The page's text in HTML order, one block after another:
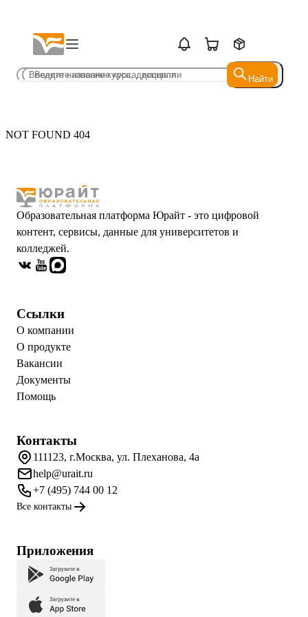
Найти
Найти
NOT FOUND 404
Образовательная платформа Юрайт - это цифровой
контент, сервисы, данные для университетов и
колледжей.
Ссылки
О компании
О продукте
Вакансии
Документы
Помощь
Контакты
111123, г.Москва, ул. Плеханова, 4а
help@urait.ru
+7 (495) 744 00 12
Все контакты
Приложения